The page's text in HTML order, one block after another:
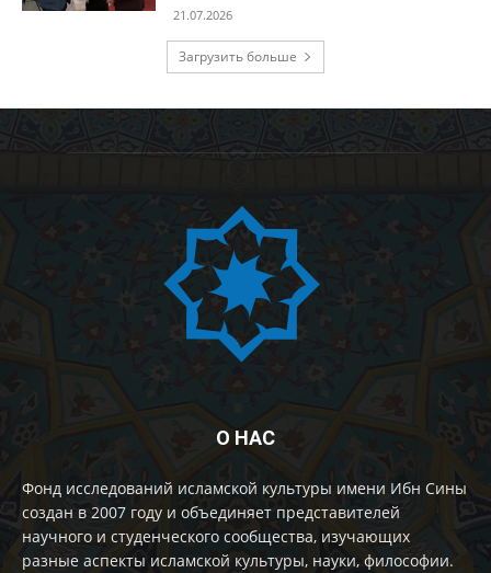
21.07.2026
Загрузить больше
О НАС
Фонд исследований исламской культуры имени Ибн Сины
создан в 2007 году и объединяет представителей
научного и студенческого сообщества, изучающих
разные аспекты исламской культуры, науки, философии.